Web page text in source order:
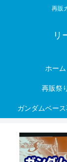
再販
リ
ホーム
再販祭
ガンダムベー